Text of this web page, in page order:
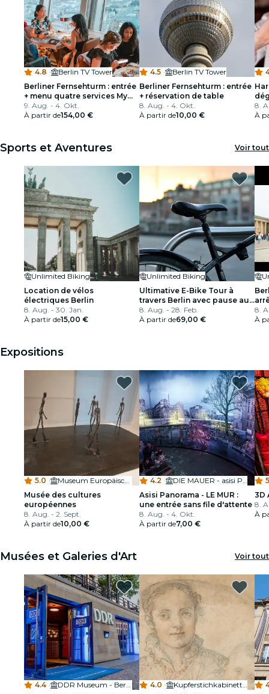
4.8 ·
Berlin TV Tower
Berliner Fernsehturm : entrée
+ menu quatre services My
Home - Tim Raue + boissons
9. Aug. - 4. Okt.
À partir de154,00 €
4.5 ·
Berlin TV Tower
Berliner Fernsehturm : entrée
+ réservation de table
8. Aug. - 4. Okt.
À partir de10,00 €
8.
À
Sports et Aventures Voir tout
Unlimited Biking
Location de vélos
électriques Berlin
8. Aug. - 30. Jan.
À partir de15,00 €
Unlimited Biking
Ultimative E-Bike Tour à
travers Berlin avec pause au
biergarten
8. Aug. - 28. Feb.
À partir de69,00 €
8.
À
Expositions
5.0 ·
Museum Europäischer Kulturen
Musée des cultures
européennes
8. Aug. - 2. Sept.
À partir de10,00 €
4.2 ·
DIE MAUER - asisi Panorama Berlin
Asisi Panorama - LE MUR :
une entrée sans file d'attente
8. Aug. - 4. Okt.
À partir de7,00 €
3D
8.
À
Musées et Galeries d'Art Voir tout
4.4 ·
DDR Museum - Berlin's Interactive Museum
4.0 ·
Kupferstichkabinett Berlin